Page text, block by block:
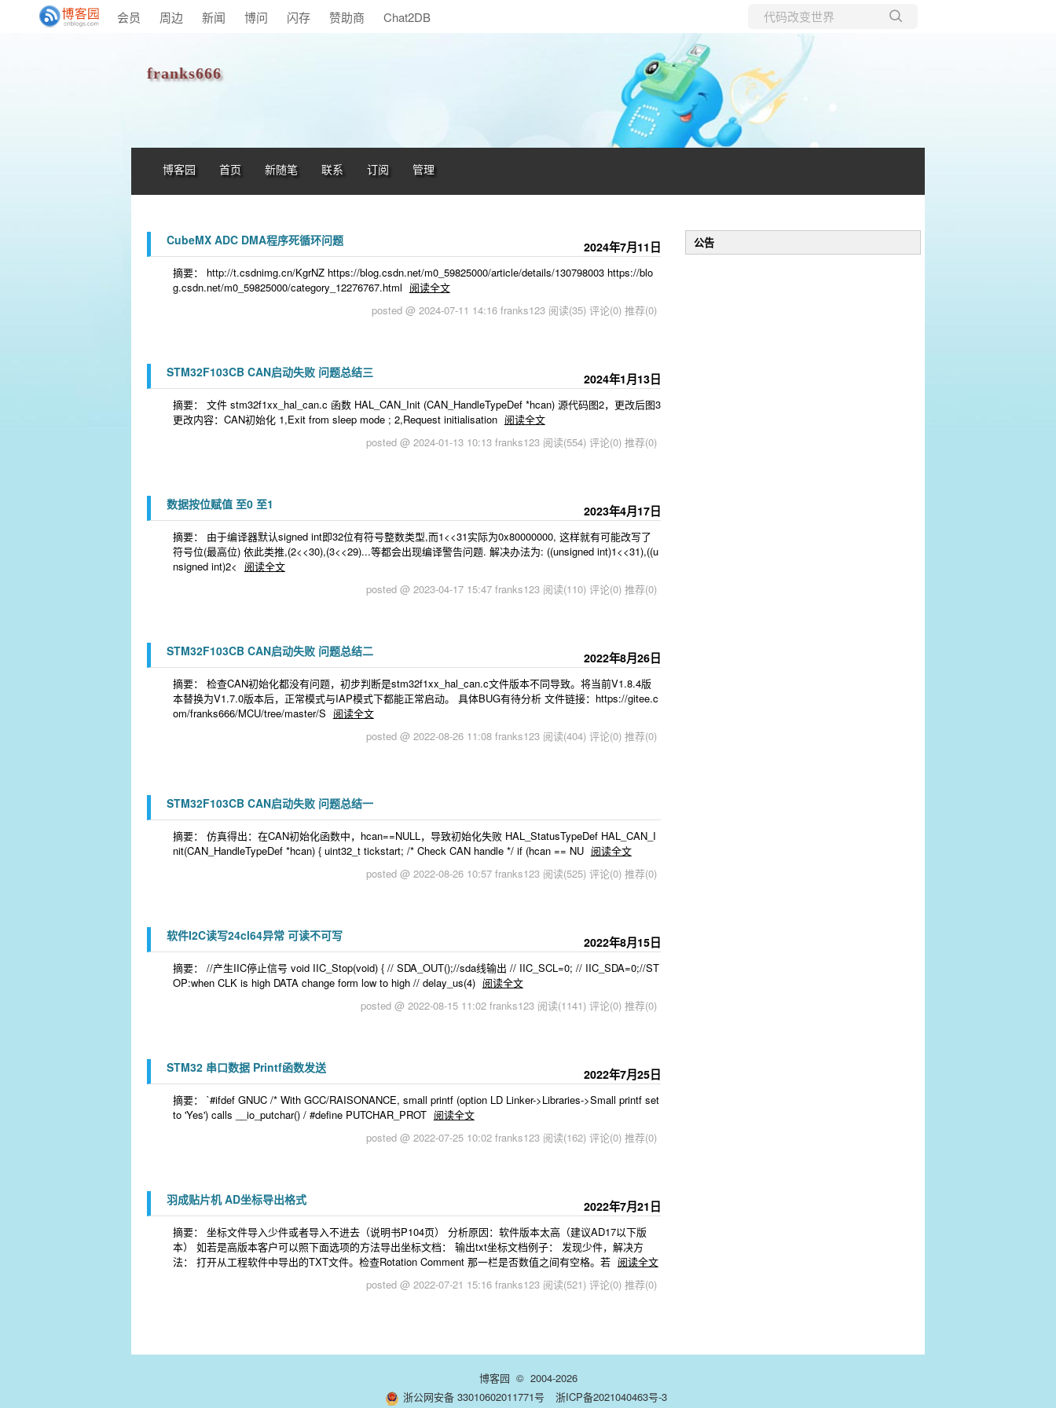
会员 周边 新闻 博问 闪存 赞助商 Chat2DB
franks666
博客园 首页 新随笔 联系 订阅 管理
2024年7月11日
CubeMX ADC DMA程序死循环问题
摘要： http://t.csdnimg.cn/KgrNZ https://blog.csdn.net/m0_59825000/article/details/130798003 https://blo
g.csdn.net/m0_59825000/category_12276767.html 阅读全文
posted @ 2024-07-11 14:16 franks123 阅读(35) 评论(0) 推荐(0)
2024年1月13日
STM32F103CB CAN启动失败 问题总结三
摘要： 文件 stm32f1xx_hal_can.c 函数 HAL_CAN_Init (CAN_HandleTypeDef *hcan) 源代码图2，更改后图3
更改内容：CAN初始化 1,Exit from sleep mode ; 2,Request initialisation 阅读全文
posted @ 2024-01-13 10:13 franks123 阅读(554) 评论(0) 推荐(0)
2023年4月17日
数据按位赋值 至0 至1
摘要： 由于编译器默认signed int即32位有符号整数类型,而1<<31实际为0x80000000, 这样就有可能改写了
符号位(最高位) 依此类推,(2<<30),(3<<29)...等都会出现编译警告问题. 解决办法为: ((unsigned int)1<<31),((u
nsigned int)2<
阅读全文
posted @ 2023-04-17 15:47 franks123 阅读(110) 评论(0) 推荐(0)
2022年8月26日
STM32F103CB CAN启动失败 问题总结二
摘要： 检查CAN初始化都没有问题，初步判断是stm32f1xx_hal_can.c文件版本不同导致。将当前V1.8.4版
本替换为V1.7.0版本后，正常模式与IAP模式下都能正常启动。 具体BUG有待分析 文件链接：https://gitee.c
om/franks666/MCU/tree/master/S 阅读全文
posted @ 2022-08-26 11:08 franks123 阅读(404) 评论(0) 推荐(0)
STM32F103CB CAN启动失败 问题总结一
摘要： 仿真得出：在CAN初始化函数中，hcan==NULL，导致初始化失败 HAL_StatusTypeDef HAL_CAN_I
nit(CAN_HandleTypeDef *hcan) { uint32_t tickstart; /* Check CAN handle */ if (hcan == NU 阅读全文
posted @ 2022-08-26 10:57 franks123 阅读(525) 评论(0) 推荐(0)
2022年8月15日
软件I2C读写24cl64异常 可读不可写
摘要： //产生IIC停止信号 void IIC_Stop(void) { // SDA_OUT();//sda线输出 // IIC_SCL=0; // IIC_SDA=0;//ST
OP:when CLK is high DATA change form low to high // delay_us(4) 阅读全文
posted @ 2022-08-15 11:02 franks123 阅读(1141) 评论(0) 推荐(0)
2022年7月25日
STM32 串口数据 Printf函数发送
摘要： `#ifdef GNUC /* With GCC/RAISONANCE, small printf (option LD Linker->Libraries->Small printf set
to 'Yes') calls __io_putchar() / #define PUTCHAR_PROT 阅读全文
posted @ 2022-07-25 10:02 franks123 阅读(162) 评论(0) 推荐(0)
2022年7月21日
羽成贴片机 AD坐标导出格式
摘要： 坐标文件导入少件或者导入不进去（说明书P104页） 分析原因：软件版本太高（建议AD17以下版
本） 如若是高版本客户可以照下面选项的方法导出坐标文档： 输出txt坐标文档例子： 发现少件，解决方
法： 打开从工程软件中导出的TXT文件。检查Rotation Comment 那一栏是否数值之间有空格。若 阅读全文
posted @ 2022-07-21 15:16 franks123 阅读(521) 评论(0) 推荐(0)
公告
博客园 © 2004-2026
浙公网安备 33010602011771号
浙ICP备2021040463号-3